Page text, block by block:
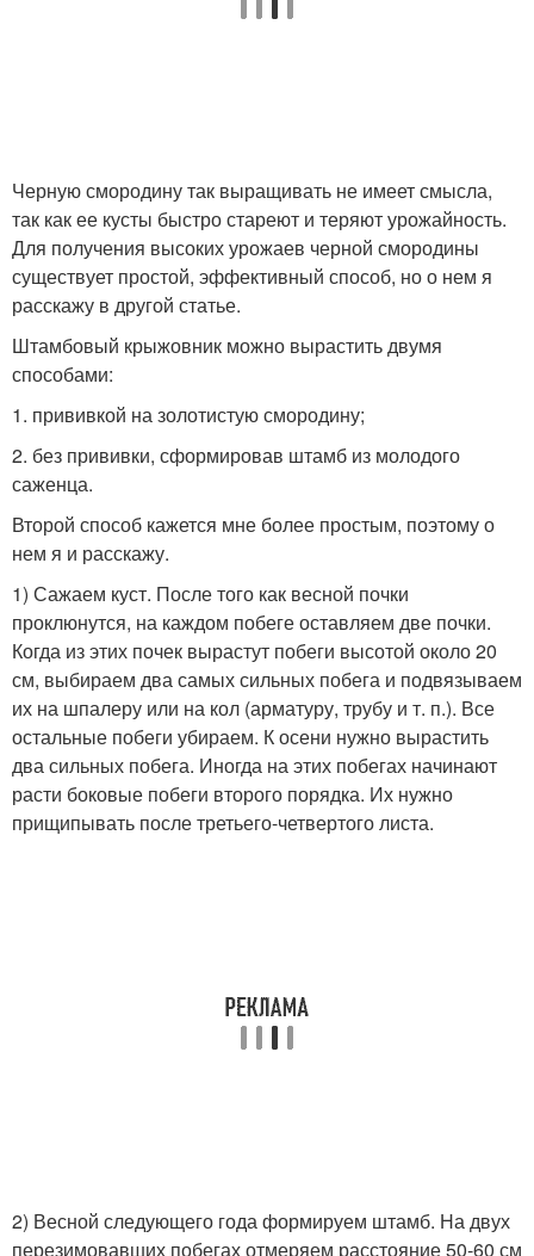
Черную смородину так выращивать не имеет смысла,
так как ее кусты быстро стареют и теряют урожайность.
Для получения высоких урожаев черной смородины
существует простой, эффективный способ, но о нем я
расскажу в другой статье.
Штамбовый крыжовник можно вырастить двумя
способами:
1. прививкой на золотистую смородину;
2. без прививки, сформировав штамб из молодого
саженца.
Второй способ кажется мне более простым, поэтому о
нем я и расскажу.
1) Сажаем куст. После того как весной почки
проклюнутся, на каждом побеге оставляем две почки.
Когда из этих почек вырастут побеги высотой около 20
см, выбираем два самых сильных побега и подвязываем
их на шпалеру или на кол (арматуру, трубу и т. п.). Все
остальные побеги убираем. К осени нужно вырастить
два сильных побега. Иногда на этих побегах начинают
расти боковые побеги второго порядка. Их нужно
прищипывать после третьего-четвертого листа.
2) Весной следующего года формируем штамб. На двух
перезимовавших побегах отмеряем расстояние 50-60 см